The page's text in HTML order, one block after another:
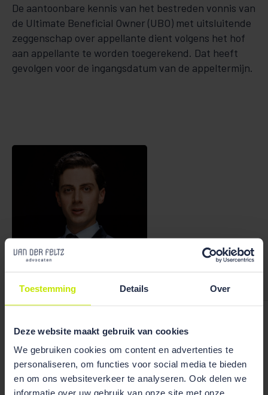
Toestemming Details Over
Deze website maakt gebruik van cookies
We gebruiken cookies om content en advertenties te
personaliseren, om functies voor social media te bieden
en om ons websiteverkeer te analyseren. Ook delen we
informatie over uw gebruik van onze site met onze
De aantoonbare kennis van het bestreden vonnis van
de Ultimate Beneficial Owner (UBO) met uitsluitende
zeggenschap over appellante dient volgens het hof
aan appellante te worden toegerekend. Dat heeft
gevolgen voor de ingangsdatum van de appeltermijn.
Bekijk team